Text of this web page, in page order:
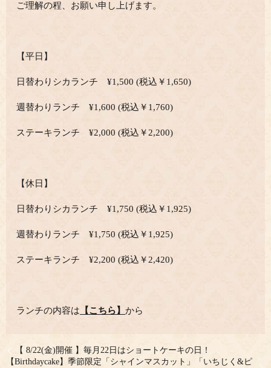
ご理解の程、お願い申し上げます。
【平日】
日替わりシカランチ ¥1,500 (税込￥1,650)
週替わりランチ ¥1,600 (税込￥1,760)
ステーキランチ ¥2,000 (税込￥2,200)
【休日】
日替わりシカランチ ¥1,750 (税込￥1,925)
週替わりランチ ¥1,750 (税込￥1,925)
ステーキランチ ¥2,200 (税込￥2,420)
ランチの内容は 【こちら】から
【 8/22(金)開催 】毎月22日はショートケーキの日！
【Birthdaycake】季節限定「シャインマスカット」「いちじく&ピ